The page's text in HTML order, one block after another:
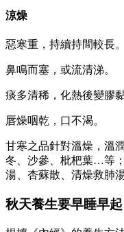
涼燥
惡寒重，持續持間較長。
鼻鳴而塞，或流清涕。
痰多清稀，化熱後變膠黏
唇燥咽乾，口不渴。
甘寒之品針對溫燥，溫
冬、沙參、枇杷葉…等
湯、杏蘇散、清燥救肺
秋天養生要早睡早